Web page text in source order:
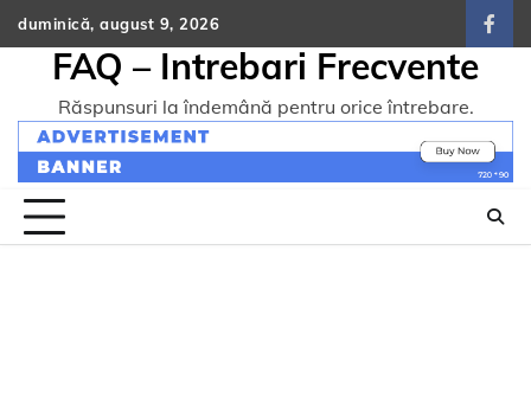
Skip
to
content
duminică, august 9, 2026
FAQ – Intrebari Frecvente
Răspunsuri la îndemână pentru orice întrebare.